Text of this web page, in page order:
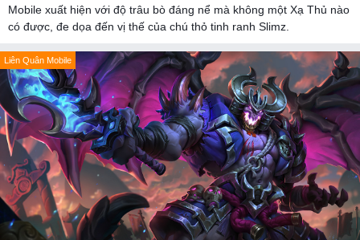
Mobile xuất hiện với độ trâu bò đáng nể mà không một Xạ Thủ nào
có được, đe dọa đến vị thế của chú thỏ tinh ranh Slimz.
Liên Quân Mobile